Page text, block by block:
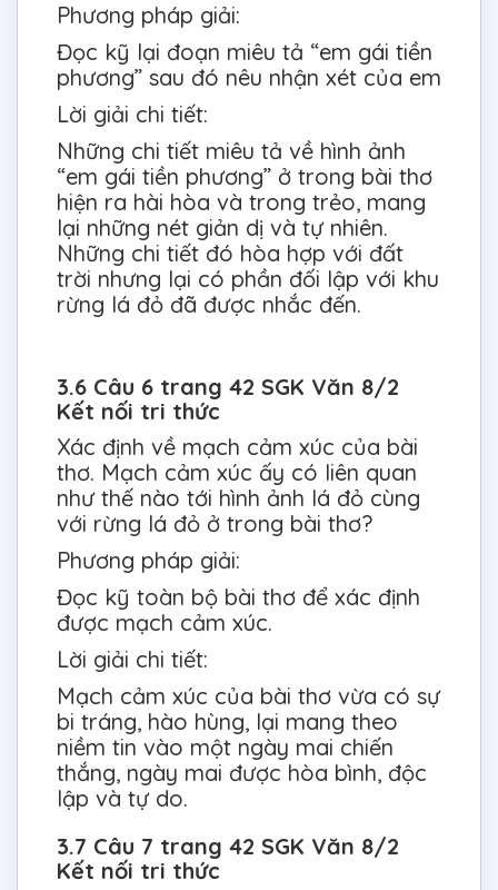
Phương pháp giải:
Đọc kỹ lại đoạn miêu tả “em gái tiền
phương” sau đó nêu nhận xét của em
Lời giải chi tiết:
Những chi tiết miêu tả về hình ảnh
“em gái tiền phương” ở trong bài thơ
hiện ra hài hòa và trong trẻo, mang
lại những nét giản dị và tự nhiên.
Những chi tiết đó hòa hợp với đất
trời nhưng lại có phần đối lập với khu
rừng lá đỏ đã được nhắc đến.
3.6 Câu 6 trang 42 SGK Văn 8/2
Kết nối tri thức
Xác định về mạch cảm xúc của bài
thơ. Mạch cảm xúc ấy có liên quan
như thế nào tới hình ảnh lá đỏ cùng
với rừng lá đỏ ở trong bài thơ?
Phương pháp giải:
Đọc kỹ toàn bộ bài thơ để xác định
được mạch cảm xúc.
Lời giải chi tiết:
Mạch cảm xúc của bài thơ vừa có sự
bi tráng, hào hùng, lại mang theo
niềm tin vào một ngày mai chiến
thắng, ngày mai được hòa bình, độc
lập và tự do.
3.7 Câu 7 trang 42 SGK Văn 8/2
Kết nối tri thức